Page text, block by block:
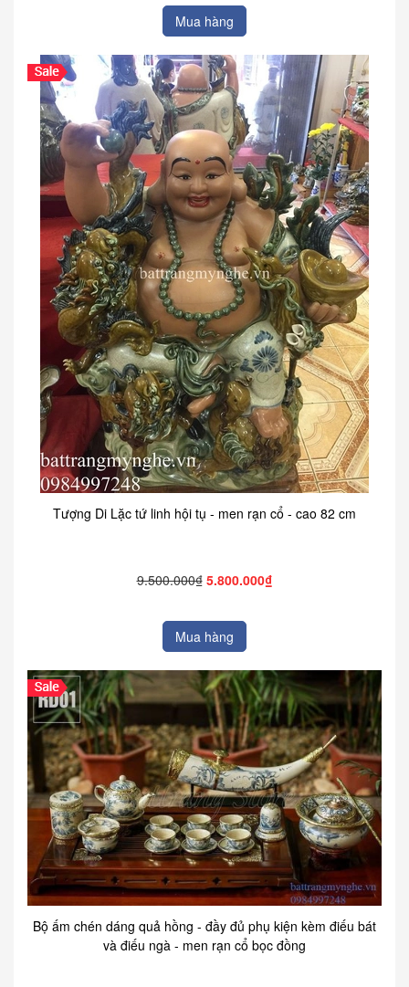
Mua hàng
Tượng Di Lặc tứ linh hội tụ - men rạn cổ - cao 82 cm
9.500.000₫ 5.800.000₫
Mua hàng
Bộ ấm chén dáng quả hồng - đầy đủ phụ kiện kèm điếu bát
và điếu ngà - men rạn cổ bọc đồng